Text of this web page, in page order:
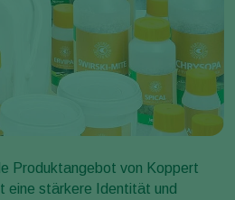
Produktangebot von Koppert
eine stärkere Identität und